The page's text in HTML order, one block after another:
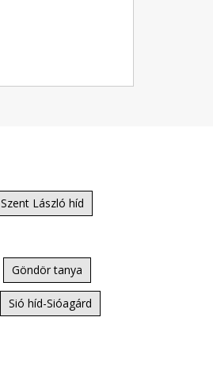
Szent László híd
Göndör tanya
Sió híd-Sióagárd